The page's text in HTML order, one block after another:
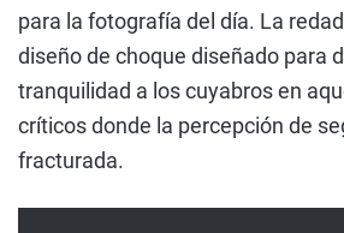
para la fotografía del día. La
diseño de choque diseñado para
tranquilidad a los cuyabros en
críticos donde la percepción de
fracturada.